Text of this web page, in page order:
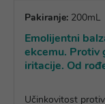
Pakiranje: 200mL
Emolijentni
ekcemu. Protiv
iritacije. Od
Učinkovitost